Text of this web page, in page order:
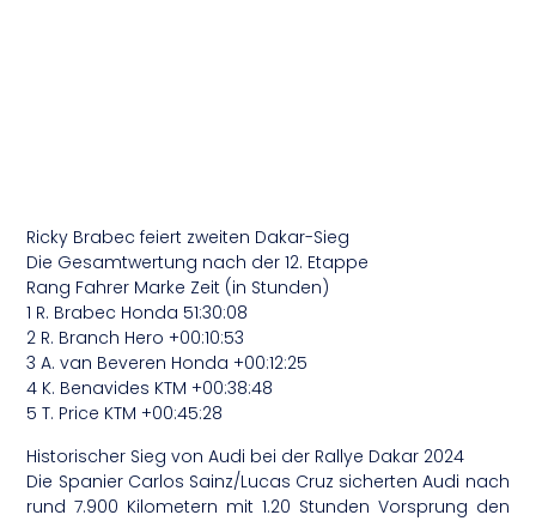
Ricky Brabec feiert zweiten Dakar-Sieg
Die Gesamtwertung nach der 12. Etappe
Rang Fahrer Marke Zeit (in Stunden)
1 R. Brabec Honda 51:30:08
2 R. Branch Hero +00:10:53
3 A. van Beveren Honda +00:12:25
4 K. Benavides KTM +00:38:48
5 T. Price KTM +00:45:28
Historischer Sieg von Audi bei der Rallye Dakar 2024
Die Spanier Carlos Sainz/Lucas Cruz sicherten Audi nach
rund 7.900 Kilometern mit 1.20 Stunden Vorsprung den